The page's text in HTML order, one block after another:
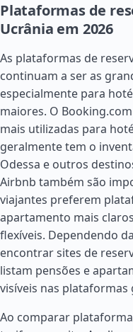
Plataformas de
Ucrânia em 2026
As plataformas de
continuam a ser as
especialmente para
maiores. O
mais utilizadas para
geralmente tem o
Odessa e outros
Airbnb também são
viajantes preferem
apartamento mais
flexíveis. Dependendo
encontrar sites de
listam pensões e
visíveis nas plataformas
Ao comparar